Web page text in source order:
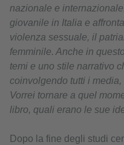
nazionale e
giovanile in Italia e
violenza sessuale, il
femminile. Anche in
temi e uno stile narrativo
coinvolgendo tutti i
Vorrei tornare a quel
libro, quali erano le sue
Dopo la fine degli studi